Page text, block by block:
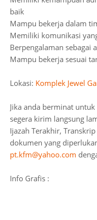
baik
Mampu bekerja dalam
Memiliki komunikasi
Berpengalaman sebagai
Mampu bekerja sesuai
Lokasi: Komplek Jewel
Jika anda berminat
segera kirim langsung
Ijazah Terakhir,
dokumen yang
pt.kfm@yahoo.com
Info Grafis :